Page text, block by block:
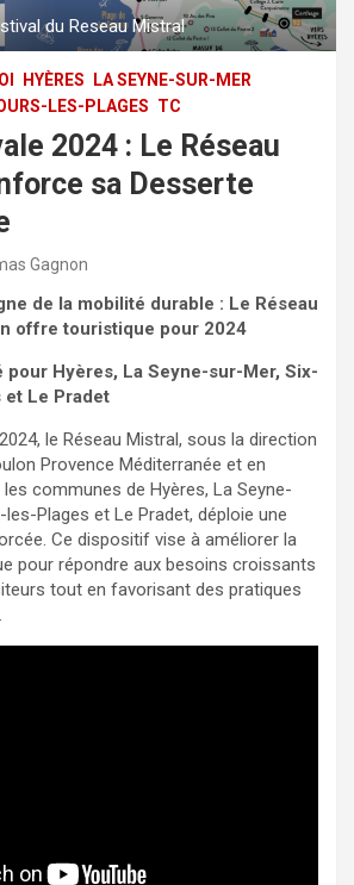
du Reseau Mistral
HYÈRES
LA SEYNE-SUR-MER
LES-PLAGES TC
2024 : Le Réseau
sa Desserte
Gagnon
de la mobilité durable : Le Réseau
offre touristique pour 2024
pour Hyères, La Seyne-sur-Mer, Six-
et Le Pradet
le Réseau Mistral, sous la direction
Provence Méditerranée et en
communes de Hyères, La Seyne-
Plages et Le Pradet, déploie une
Ce dispositif vise à améliorer la
pour répondre aux besoins croissants
tout en favorisant des pratiques